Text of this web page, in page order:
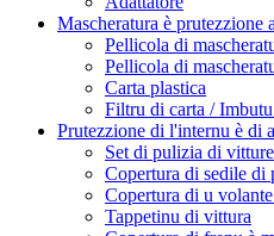
Mascheratura è prutezzione
Pellicola di
Pellicola di
Carta plastica
Filtru di carta /
Prutezzione di l'internu è di
Set di pulizia di vitture
Copertura di sedile di
Copertura di u
Tappetinu di vittura